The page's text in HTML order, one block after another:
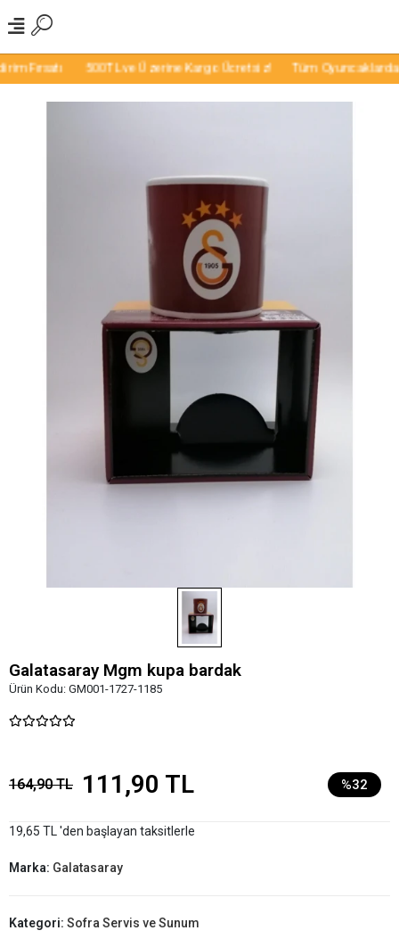
Fırsatı 500TL ve Üzerine Kargo Ücretsiz! Tüm Oyuncaklarda
Galatasaray Mgm kupa bardak
Ürün Kodu: GM001-1727-1185
164,90 TL 111,90 TL %32
19,65 TL 'den başlayan taksitlerle
Marka: Galatasaray
Kategori: Sofra Servis ve Sunum